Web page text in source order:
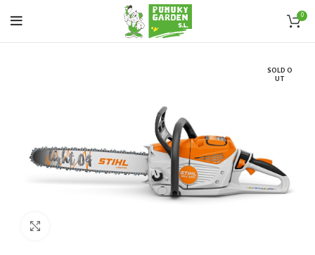
0
SOLD O
UT